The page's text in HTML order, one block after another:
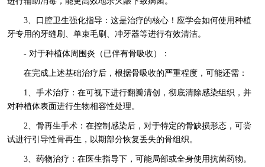
3、口腔卫生强化指导：这是治疗的核心！应学会如何使用种植
牙专用的牙缝刷、单束毛刷、冲牙器等进行有效清洁。
- 对于种植体周围炎（已伴有骨吸收）：
在完成上述基础治疗后，根据骨吸收的严重程度，可能还需：
1、手术治疗：在可视下进行翻瓣清创，彻底清除感染组织，并
对种植体表面进行生物相容性处理。
2、骨再生手术：在控制感染后，对于特定的骨缺损形态，可尝
试进行引导性骨再生，以期部分恢复丢失的骨组织。
3、药物治疗：在医生指导下，可能局部或全身使用抗菌药物。